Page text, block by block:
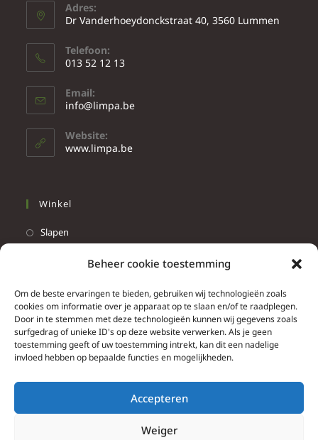
Beheer cookie toestemming
Om de beste ervaringen te bieden, gebruiken wij technologieën zoals
cookies om informatie over je apparaat op te slaan en/of te raadplegen.
Door in te stemmen met deze technologieën kunnen wij gegevens zoals
surfgedrag of unieke ID's op deze website verwerken. Als je geen
toestemming geeft of uw toestemming intrekt, kan dit een nadelige
invloed hebben op bepaalde functies en mogelijkheden.
Accepteren
Weiger
Adres:
Dr Vanderhoeydonckstraat 40, 3560 Lummen
Telefoon:
013 52 12 13
Email:
info@limpa.be
Website:
www.limpa.be
Winkel
Slapen
Info
Contacteer ons
Algemene & bijzondere voorwaarden
Brief herroepingsrecht